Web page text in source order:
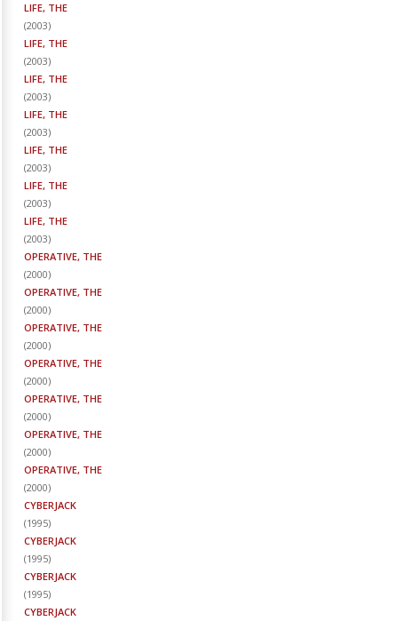
LIFE, THE
(2003)
LIFE, THE
(2003)
LIFE, THE
(2003)
LIFE, THE
(2003)
LIFE, THE
(2003)
LIFE, THE
(2003)
LIFE, THE
(2003)
OPERATIVE, THE
(2000)
OPERATIVE, THE
(2000)
OPERATIVE, THE
(2000)
OPERATIVE, THE
(2000)
OPERATIVE, THE
(2000)
OPERATIVE, THE
(2000)
OPERATIVE, THE
(2000)
CYBERJACK
(1995)
CYBERJACK
(1995)
CYBERJACK
(1995)
CYBERJACK